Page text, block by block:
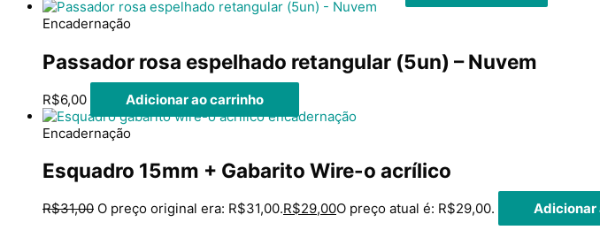
Encadernação
Passador rosa espelhado retangular (5un) – Nuvem
R$6,00 Adicionar ao carrinho
Encadernação
Esquadro 15mm + Gabarito Wire-o acrílico
R$31,00 O preço original era: R$31,00.R$29,00O preço atual é: R$29,00. Adicionar